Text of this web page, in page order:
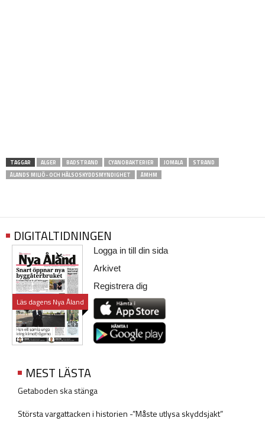
TAGGAR ALGER BADSTRAND CYANOBAKTERIER JOMALA
STRAND
ÅLANDS MILJÖ- OCH HÄLSOSKYDDSMYNDIGHET
ÅMHM
DIGITALTIDNINGEN
Läs dagens Nya Åland
Logga in till din sida
Arkivet
Registrera dig
MEST LÄSTA
Getaboden ska stänga
Största vargattacken i historien -”Måste utlysa skyddsjakt”